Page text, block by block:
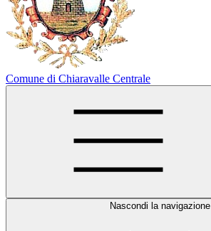
Comune di Chiaravalle Centrale
Nascondi la navigazione